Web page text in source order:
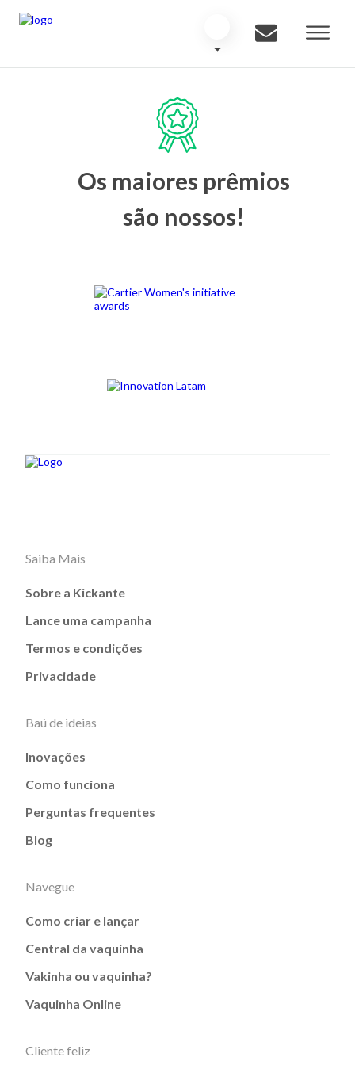
Os maiores prêmios
são nossos!
Saiba Mais
Sobre a Kickante
Lance uma campanha
Termos e condições
Privacidade
Baú de ideias
Inovações
Como funciona
Perguntas frequentes
Blog
Navegue
Como criar e lançar
Central da vaquinha
Vakinha ou vaquinha?
Vaquinha Online
Cliente feliz